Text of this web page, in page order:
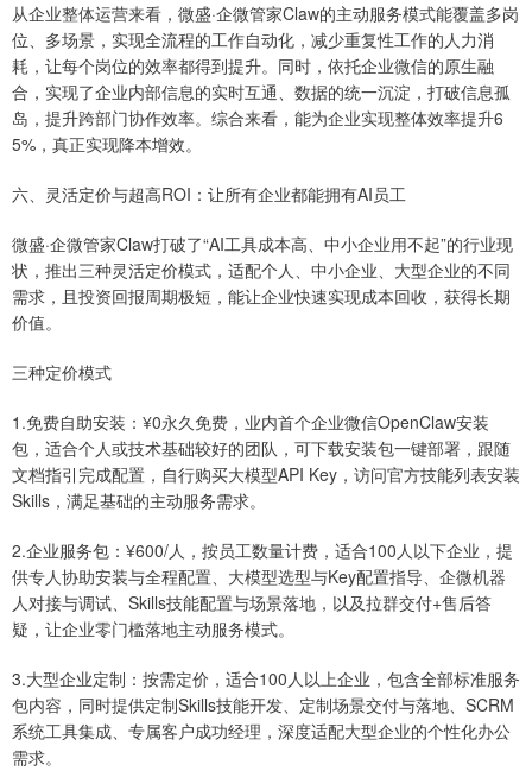
从企业整体运营来看，微盛·企微管家Claw的主动服务模式能覆盖多岗
位、多场景，实现全流程的工作自动化，减少重复性工作的人力消
耗，让每个岗位的效率都得到提升。同时，依托企业微信的原生融
合，实现了企业内部信息的实时互通、数据的统一沉淀，打破信息孤
岛，提升跨部门协作效率。综合来看，能为企业实现整体效率提升6
5%，真正实现降本增效。
六、灵活定价与超高ROI：让所有企业都能拥有AI员工
微盛·企微管家Claw打破了“AI工具成本高、中小企业用不起”的行业现
状，推出三种灵活定价模式，适配个人、中小企业、大型企业的不同
需求，且投资回报周期极短，能让企业快速实现成本回收，获得长期
价值。
三种定价模式
1.免费自助安装：¥0永久免费，业内首个企业微信OpenClaw安装
包，适合个人或技术基础较好的团队，可下载安装包一键部署，跟随
文档指引完成配置，自行购买大模型API Key，访问官方技能列表安装
Skills，满足基础的主动服务需求。
2.企业服务包：¥600/人，按员工数量计费，适合100人以下企业，提
供专人协助安装与全程配置、大模型选型与Key配置指导、企微机器
人对接与调试、Skills技能配置与场景落地，以及拉群交付+售后答
疑，让企业零门槛落地主动服务模式。
3.大型企业定制：按需定价，适合100人以上企业，包含全部标准服务
包内容，同时提供定制Skills技能开发、定制场景交付与落地、SCRM
系统工具集成、专属客户成功经理，深度适配大型企业的个性化办公
需求。